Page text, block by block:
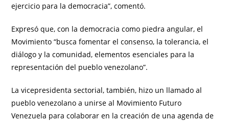
ejercicio para la democracia”, comentó.
Expresó que, con la democracia como piedra angular, el
Movimiento “busca fomentar el consenso, la tolerancia, el
diálogo y la comunidad, elementos esenciales para la
representación del pueblo venezolano”.
La vicepresidenta sectorial, también, hizo un llamado al
pueblo venezolano a unirse al Movimiento Futuro
Venezuela para colaborar en la creación de una agenda de